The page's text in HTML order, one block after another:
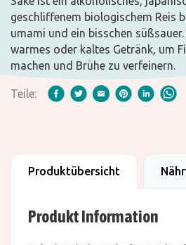
geschliffenem biologischem Reis
umami und ein bisschen
warmes oder kaltes Getränk, um
machen und Brühe zu verfeinern.
Teile:
Produktübersicht
Produkt Information